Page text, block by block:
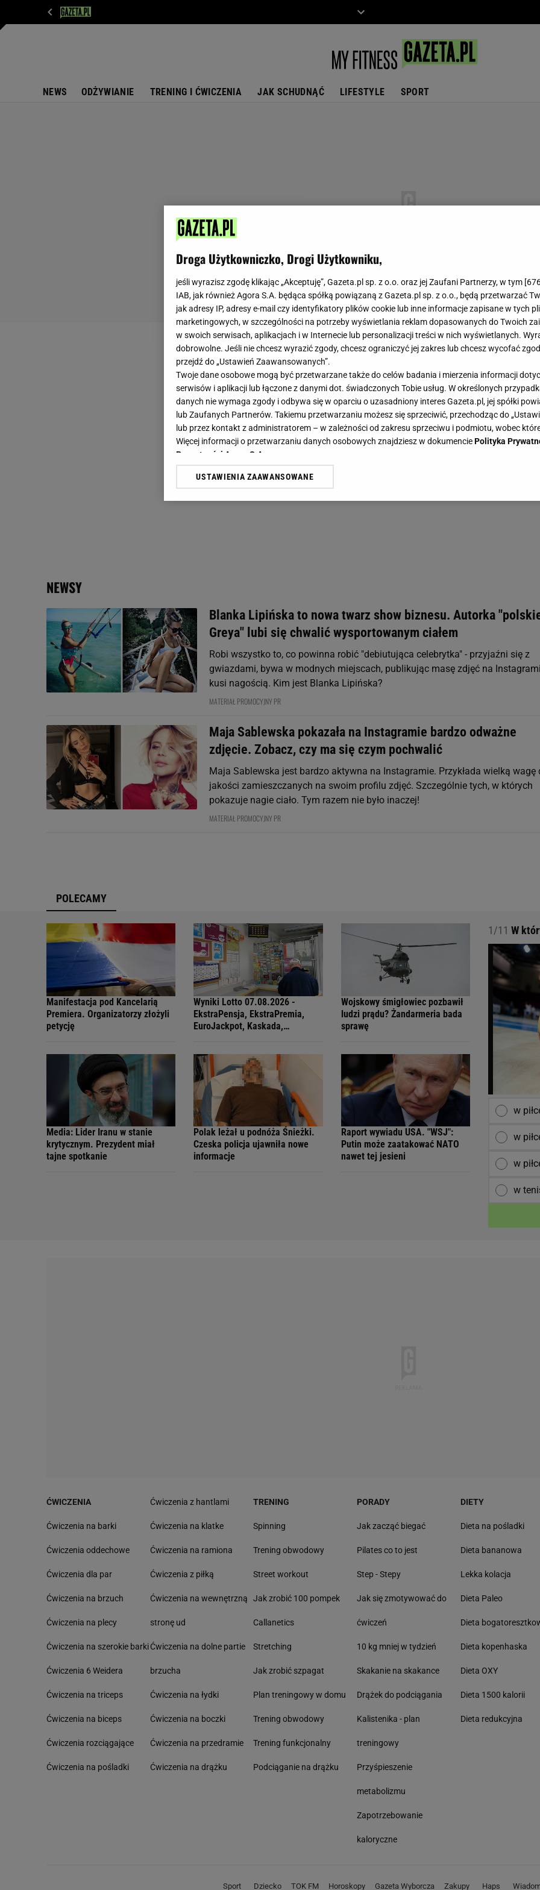
NEWS ODŻYWIANIE TRENING I ĆWICZENIA JAK SCHUDNĄĆ LIFESTYLE SPORT
NEWSY
Blanka Lipińska to nowa twarz show biznesu. Autorka
Greya" lubi się chwalić wysportowanym ciałem
Robi wszystko to, co powinna robić "debiutująca celebrytka" - przyjaźni się z
gwiazdami, bywa w modnych miejscach, publikując masę zdjęć na
kusi nagością. Kim jest Blanka Lipińska?
MATERIAŁ PROMOCYJNY PR
Maja Sablewska pokazała na Instagramie bardzo odważne
zdjęcie. Zobacz, czy ma się czym pochwalić
Maja Sablewska jest bardzo aktywna na Instagramie. Przykłada wielką wagę
jakości zamieszczanych na swoim profilu zdjęć. Szczególnie tych, w których
pokazuje nagie ciało. Tym razem nie było inaczej!
MATERIAŁ PROMOCYJNY PR
POLECAMY
Manifestacja pod Kancelarią
Premiera. Organizatorzy złożyli
petycję
Wyniki Lotto 07.08.2026 -
EkstraPensja, EkstraPremia,
EuroJackpot, Kaskada,
Wojskowy śmigłowiec pozbawił
ludzi prądu? Żandarmeria bada
sprawę
Media: Lider Iranu w stanie
krytycznym. Prezydent miał
tajne spotkanie
Polak leżał u podnóża Śnieżki.
Czeska policja ujawniła nowe
informacje
Raport wywiadu USA. "WSJ":
Putin może zaatakować NATO
nawet tej jesieni
1/11 W
w
w
w
w
ĆWICZENIA
Ćwiczenia na barki
Ćwiczenia oddechowe
Ćwiczenia dla par
Ćwiczenia na brzuch
Ćwiczenia na plecy
Ćwiczenia na szerokie barki
Ćwiczenia 6 Weidera
Ćwiczenia na triceps
Ćwiczenia na biceps
Ćwiczenia rozciągające
Ćwiczenia na pośladki
Ćwiczenia z hantlami
Ćwiczenia na klatke
Ćwiczenia na ramiona
Ćwiczenia z piłką
Ćwiczenia na wewnętrzną
stronę ud
Ćwiczenia na dolne partie
brzucha
Ćwiczenia na łydki
Ćwiczenia na boczki
Ćwiczenia na przedramie
Ćwiczenia na drążku
TRENING
Spinning
Trening obwodowy
Street workout
Jak zrobić 100 pompek
Callanetics
Stretching
Jak zrobić szpagat
Plan treningowy w domu
Trening obwodowy
Trening funkcjonalny
Podciąganie na drążku
PORADY
Jak zacząć biegać
Pilates co to jest
Step - Stepy
Jak się zmotywować do
ćwiczeń
10 kg mniej w tydzień
Skakanie na skakance
Drążek do podciągania
Kalistenika - plan
treningowy
Przyśpieszenie
metabolizmu
Zapotrzebowanie
kaloryczne
DIETY
Dieta na pośladki
Dieta bananowa
Lekka kolacja
Dieta Paleo
Dieta
Dieta kopenhaska
Dieta OXY
Dieta 1500 kalorii
Dieta redukcyjna
Sport Dziecko TOK FM Horoskopy Gazeta Wyborcza Zakupy Haps
Droga Użytkowniczko, Drogi Użytkowniku,
jeśli wyrazisz zgodę klikając „Akceptuję”, Gazeta.pl sp. z o.o. oraz jej Zaufani Partnerzy, w tym [
IAB, jak również Agora S.A. będąca spółką powiązaną z Gazeta.pl sp. z o.o., będą przetwarzać
jak adresy IP, adresy e-mail czy identyfikatory plików cookie lub inne informacje zapisane w tych
marketingowych, w szczególności na potrzeby wyświetlania reklam dopasowanych do Twoich
w swoich serwisach, aplikacjach i w Internecie lub personalizacji treści w nich wyświetlanych.
dobrowolne. Jeśli nie chcesz wyrazić zgody, chcesz ograniczyć jej zakres lub chcesz wycofać
przejdź do „Ustawień Zaawansowanych”.
Twoje dane osobowe mogą być przetwarzane także do celów badania i mierzenia informacji
serwisów i aplikacji lub łączone z danymi dot. świadczonych Tobie usług. W określonych
danych nie wymaga zgody i odbywa się w oparciu o uzasadniony interes Gazeta.pl, jej spółki
lub Zaufanych Partnerów. Takiemu przetwarzaniu możesz się sprzeciwić, przechodząc do
lub przez kontakt z administratorem – w zależności od zakresu sprzeciwu i podmiotu, wobec
Więcej informacji o przetwarzaniu danych osobowych znajdziesz w dokumenciePolityka
Prywatności Agora S.A.
Klikając „Akceptuję” wyrażasz też zgodę na zainstalowanie i przechowywanie plików cookie
USTAWIENIA ZAAWANSOWANE